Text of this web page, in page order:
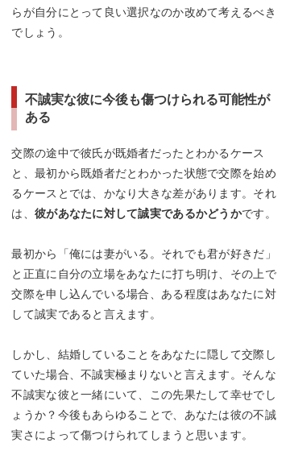
らが自分にとって良い選択なのか改めて考えるべき
でしょう。
不誠実な彼に今後も傷つけられる可能性が
ある
交際の途中で彼氏が既婚者だったとわかるケース
と、最初から既婚者だとわかった状態で交際を始め
るケースとでは、かなり大きな差があります。それ
は、 彼があなたに対して誠実であるかどうかです。
最初から「俺には妻がいる。それでも君が好きだ」
と正直に自分の立場をあなたに打ち明け、その上で
交際を申し込んでいる場合、ある程度はあなたに対
して誠実であると言えます。
しかし、結婚していることをあなたに隠して交際し
ていた場合、不誠実極まりないと言えます。そんな
不誠実な彼と一緒にいて、この先果たして幸せでし
ょうか？今後もあらゆることで、あなたは彼の不誠
実さによって傷つけられてしまうと思います。